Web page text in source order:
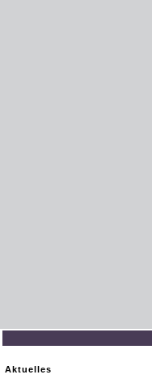
Aktuelles